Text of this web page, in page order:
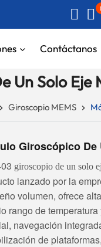
Contáctanos
Un Solo
Giroscopio MEMS
Giroscópico De
giroscopio de un solo
lanzado por la
volumen, ofrece
rango de
navegación
de